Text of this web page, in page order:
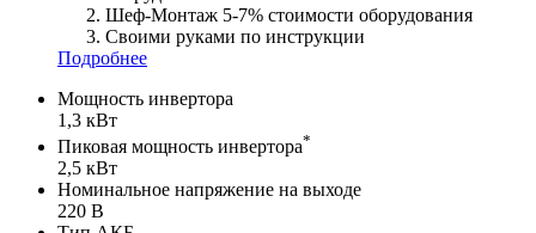
Шеф-Монтаж 5-7% стоимости оборудования
Своими руками по инструкции
Подробнее
Мощность инвертора
1,3 кВт
Пиковая мощность инвертора*
2,5 кВт
Номинальное напряжение на выходе
220 В